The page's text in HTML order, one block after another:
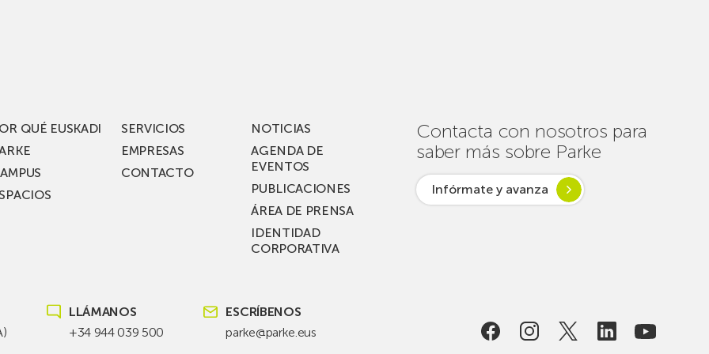
de su
inversión total de
36
millones, busca impulsar desde
las
redes
garantizar
la
conectividad
en
QUÉ EUSKADI
SERVICIOS
EMPRESAS
CONTACTO
NOTICIAS
AGENDA DE
EVENTOS
PUBLICACIONES
ÁREA DE PRENSA
IDENTIDAD
CORPORATIVA
Contacta con nosotros para
saber más sobre Parke
Infórmate y avanza
LLÁMANOS
+34 944 039 500
ESCRÍBENOS
parke@parke.eus